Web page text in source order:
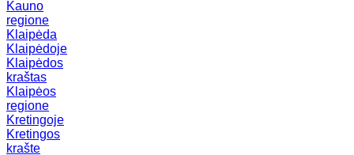
Kauno
regione
Klaipėda
Klaipėdoje
Klaipėdos
kraštas
Klaipėos
regione
Kretingoje
Kretingos
krašte